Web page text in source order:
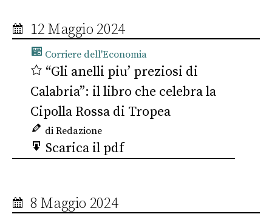
12 Maggio 2024
Corriere dell'Economia
“Gli anelli piu’ preziosi di
Calabria”: il libro che celebra la
Cipolla Rossa di Tropea
di Redazione
Scarica il pdf
8 Maggio 2024